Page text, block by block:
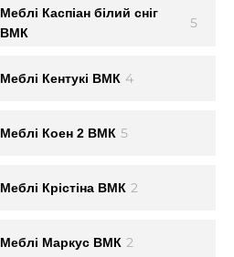
Меблi Каспiан білий сніг
ВМК
5
Меблi Кентукi ВМК 4
Меблi Коен 2 ВМК 5
Меблi Крістіна ВМК 2
Меблi Маркус ВМК 2